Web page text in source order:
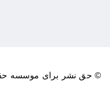
© حق نشر برای موسسه